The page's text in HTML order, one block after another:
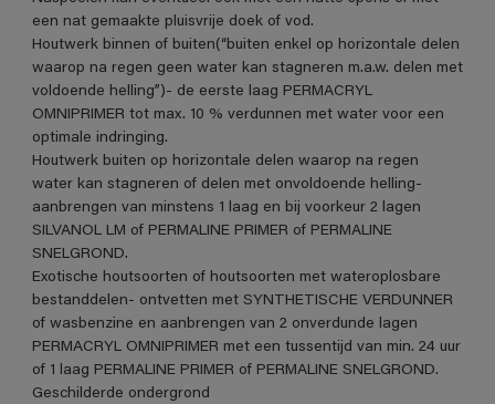
een nat gemaakte pluisvrije doek of vod.
Houtwerk binnen of buiten(“buiten enkel op horizontale delen
waarop na regen geen water kan stagneren m.a.w. delen met
voldoende helling”)- de eerste laag PERMACRYL
OMNIPRIMER tot max. 10 % verdunnen met water voor een
optimale indringing.
Houtwerk buiten op horizontale delen waarop na regen
water kan stagneren of delen met onvoldoende helling-
aanbrengen van minstens 1 laag en bij voorkeur 2 lagen
SILVANOL LM of PERMALINE PRIMER of PERMALINE
SNELGROND.
Exotische houtsoorten of houtsoorten met wateroplosbare
bestanddelen- ontvetten met SYNTHETISCHE VERDUNNER
of wasbenzine en aanbrengen van 2 onverdunde lagen
PERMACRYL OMNIPRIMER met een tussentijd van min. 24 uur
of 1 laag PERMALINE PRIMER of PERMALINE SNELGROND.
Geschilderde ondergrond